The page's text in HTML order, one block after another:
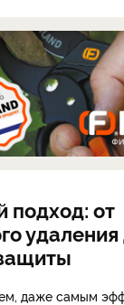
подход: от
даже самым